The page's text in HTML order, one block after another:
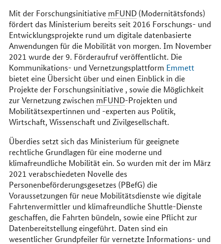
Mit der Forschungsinitiative mFUND(Modernitätsfonds)
fördert das Ministerium bereits seit 2016 Forschungs- und
Entwicklungsprojekte rund um digitale datenbasierte
Anwendungen für die Mobilität von morgen. Im November
2021 wurde der 9. Förderaufruf veröffentlicht. Die
Kommunikations- und Vernetzungsplattform Emmett
bietet eine Übersicht über und einen Einblick in die
Projekte der Forschungsinitiative , sowie die Möglichkeit
zur Vernetzung zwischen mFUND-Projekten und
Mobilitätsexpertinnen und -experten aus Politik,
Wirtschaft, Wissenschaft und Zivilgesellschaft.
Überdies setzt sich das Ministerium für geeignete
rechtliche Grundlagen für eine moderne und
klimafreundliche Mobilität ein. So wurden mit der im März
2021 verabschiedeten Novelle des
Personenbeförderungsgesetzes (PBefG) die
Voraussetzungen für neue Mobilitätsdienste wie digitale
Fahrtenvermittler und klimafreundliche Shuttle-Dienste
geschaffen, die Fahrten bündeln, sowie eine Pflicht zur
Datenbereitstellung eingeführt. Daten sind ein
wesentlicher Grundpfeiler für vernetzte Informations- und